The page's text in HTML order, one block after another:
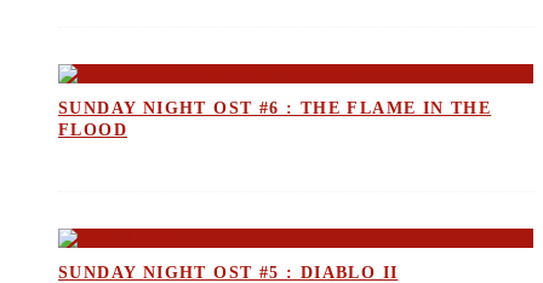
SUNDAY NIGHT OST #6 : THE FLAME IN THE
FLOOD
SUNDAY NIGHT OST #5 : DIABLO II